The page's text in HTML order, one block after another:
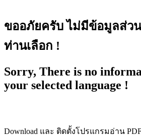
ขออภัยครับ ไม่มีข้อมูลส่ว
ท่านเลือก !
Sorry, There is no
your selected language !
Download และ ติดตั้งโปรแกรมอ่าน